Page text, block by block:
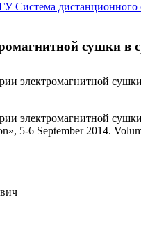
Система
сушки в
электромагнитной
электромагнитной
5-6 September 2014.